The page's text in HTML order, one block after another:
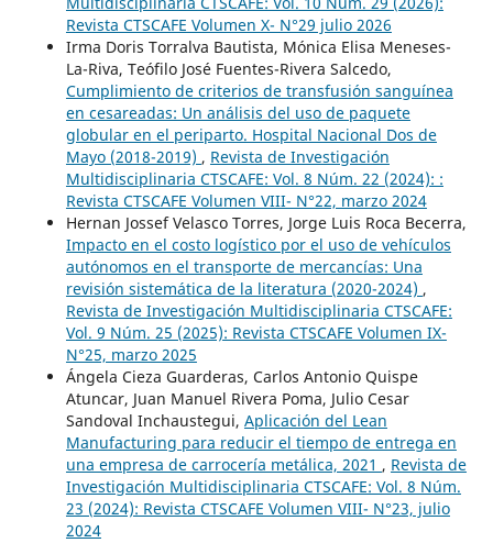
Revista CTSCAFE Volumen X- N°29 julio 2026
Irma Doris Torralva Bautista, Mónica Elisa Meneses-
La-Riva, Teófilo José Fuentes-Rivera Salcedo,
Cumplimiento de criterios de transfusión sanguínea
en cesareadas: Un análisis del uso de paquete
globular en el periparto. Hospital Nacional Dos de
Mayo (2018-2019) , Revista de Investigación
Multidisciplinaria CTSCAFE: Vol. 8 Núm. 22 (2024): :
Revista CTSCAFE Volumen VIII- N°22, marzo 2024
Hernan Jossef Velasco Torres, Jorge Luis Roca Becerra,
Impacto en el costo logístico por el uso de vehículos
autónomos en el transporte de mercancías: Una
revisión sistemática de la literatura (2020-2024) ,
Revista de Investigación Multidisciplinaria CTSCAFE:
Vol. 9 Núm. 25 (2025): Revista CTSCAFE Volumen IX-
N°25, marzo 2025
Ángela Cieza Guarderas, Carlos Antonio Quispe
Atuncar, Juan Manuel Rivera Poma, Julio Cesar
Sandoval Inchaustegui, Aplicación del Lean
Manufacturing para reducir el tiempo de entrega en
una empresa de carrocería metálica, 2021 , Revista de
Investigación Multidisciplinaria CTSCAFE: Vol. 8 Núm.
23 (2024): Revista CTSCAFE Volumen VIII- N°23, julio
2024